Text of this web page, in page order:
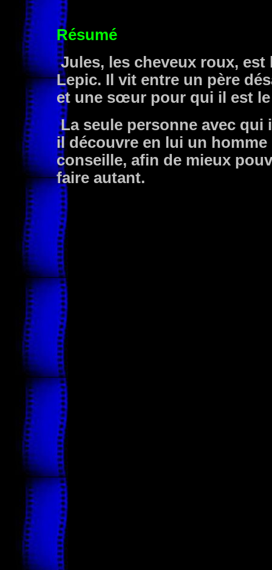
Résumé
Jules, les cheveux roux,
Lepic. Il vit entre un père
et une sœur pour qui il est
La seule personne avec qui
il découvre en lui un
conseille, afin de mieux
faire autant.